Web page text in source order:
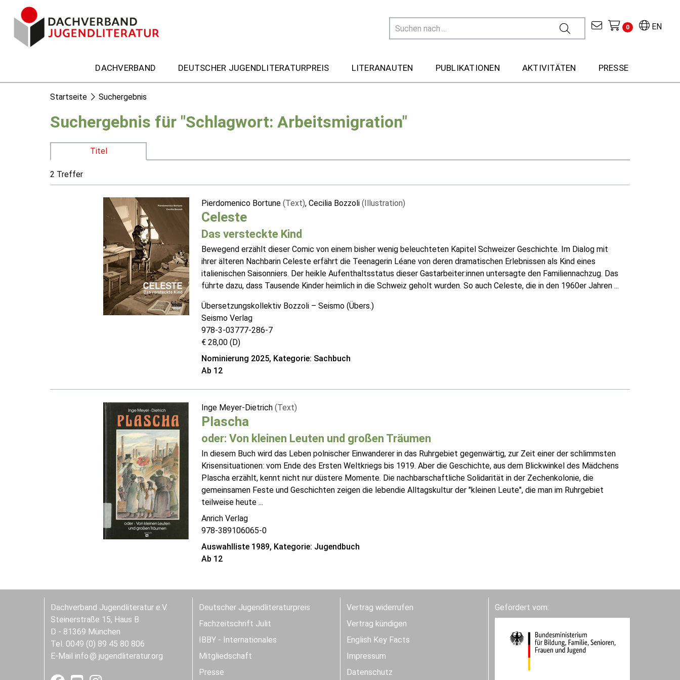
EN
0
DACHVERBAND DEUTSCHER JUGENDLITERATURPREIS LITERANAUTEN PUBLIKATIONEN AKTIVITÄTEN PRESSE
Startseite Suchergebnis
Suchergebnis für "Schlagwort: Arbeitsmigration"
Titel
2 Treffer
Pierdomenico Bortune (Text), Cecilia Bozzoli (Illustration)
Celeste
Das versteckte Kind
Bewegend erzählt dieser Comic von einem bisher wenig beleuchteten Kapitel Schweizer Geschichte. Im Dialog mit
ihrer älteren Nachbarin Celeste erfährt die Teenagerin Léane von deren dramatischen Erlebnissen als Kind eines
italienischen Saisonniers. Der heikle Aufenthaltsstatus dieser Gastarbeiter:innen untersagte den Familiennachzug. Das
führte dazu, dass Tausende Kinder heimlich in die Schweiz geholt wurden. So auch Celeste, die in den 1960er Jahren ...
Übersetzungskollektiv Bozzoli – Seismo (Übers.)
Seismo Verlag
978-3-03777-286-7
€ 28,00 (D)
Nominierung 2025, Kategorie: Sachbuch
Ab 12
Inge Meyer-Dietrich (Text)
Plascha
oder: Von kleinen Leuten und großen Träumen
In diesem Buch wird das Leben polnischer Einwanderer in das Ruhrgebiet gegenwärtig, zur Zeit einer der schlimmsten
Krisensituationen: vom Ende des Ersten Weltkriegs bis 1919. Aber die Geschichte, aus dem Blickwinkel des Mädchens
Plascha erzählt, kennt nicht nur düstere Momente. Die nachbarschaftliche Solidarität in der Zechenkolonie, die
gemeinsamen Feste und Geschichten zeigen die lebendie Alltagskultur der "kleinen Leute", die man im Ruhrgebiet
teilweise heute ...
Anrich Verlag
978-389106065-0
Auswahlliste 1989, Kategorie: Jugendbuch
Ab 12
Dachverband Jugendliteratur e.V.
Steinerstraße 15, Haus B
D - 81369 München
Tel. 0049 (0) 89 45 80 806
E-Mail info jugendliteratur.org
Deutscher Jugendliteraturpreis
Fachzeitschrift Julit
IBBY - Internationales
Mitgliedschaft
Presse
Vertrag widerrufen
Vertrag kündigen
English Key Facts
Impressum
Datenschutz
Gefördert vom: